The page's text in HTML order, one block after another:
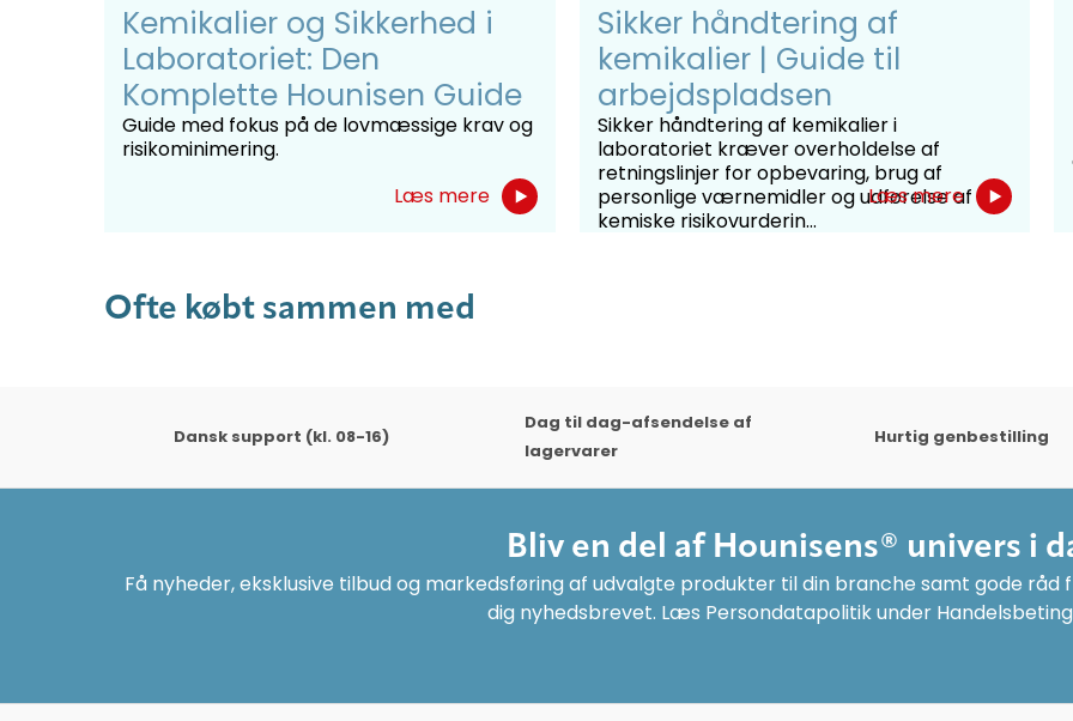
Kemikalier og Sikkerhed i
Laboratoriet: Den
Komplette Hounisen Guide
Guide med fokus på de lovmæssige krav og
risikominimering.
Læs mere
Sikker håndtering af
kemikalier | Guide til
arbejdspladsen
Sikker håndtering af kemikalier i
laboratoriet kræver overholdelse af
retningslinjer for opbevaring, brug af
personlige værnemidler og udførelse af
kemiske risikovurderin...
Læs mere
Ofte købt sammen med
Dansk support (kl. 08-16)
Dag til dag-afsendelse af
lagervarer
Hurtig genbestilling
Bliv en del af Hounisens® univers i
Få nyheder, eksklusive tilbud og markedsføring af udvalgte produkter til din branche samt gode
dig nyhedsbrevet. Læs Persondatapolitik under